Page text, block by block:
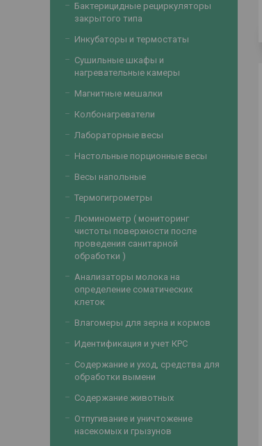
Бактерицидные рециркуляторы
закрытого типа
Инкубаторы и термостаты
Сушильные шкафы и
нагревательные камеры
Магнитные мешалки
Колбонагреватели
Лабораторные весы
Настольные порционные весы
Весы напольные
Термогигрометры
Люминометр ( мониторинг
чистоты поверхности после
проведения санитарной
обработки )
Анализаторы молока на
определение соматических
клеток
Влагомеры для зерна и кормов
Идентификация и учет КРС
Содержание и уход, средства для
обработки вымени
Содержание животных
Отпугивание и уничтожение
насекомых и грызунов